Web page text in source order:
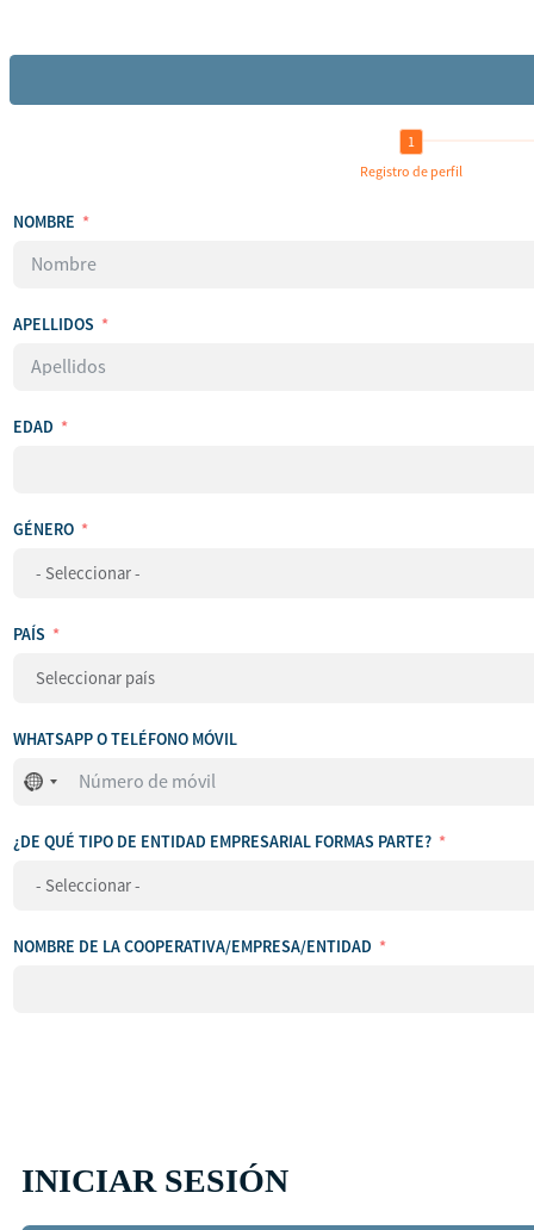
Registro de perfil
NOMBRE
APELLIDOS
EDAD
GÉNERO
PAÍS
WHATSAPP O TELÉFONO MÓVIL
No
ha
seleccionado
ningún
¿DE QUÉ TIPO DE ENTIDAD EMPRESARIAL FORMAS PARTE?
NOMBRE DE LA COOPERATIVA/EMPRESA/ENTIDAD
INICIAR SESIÓN